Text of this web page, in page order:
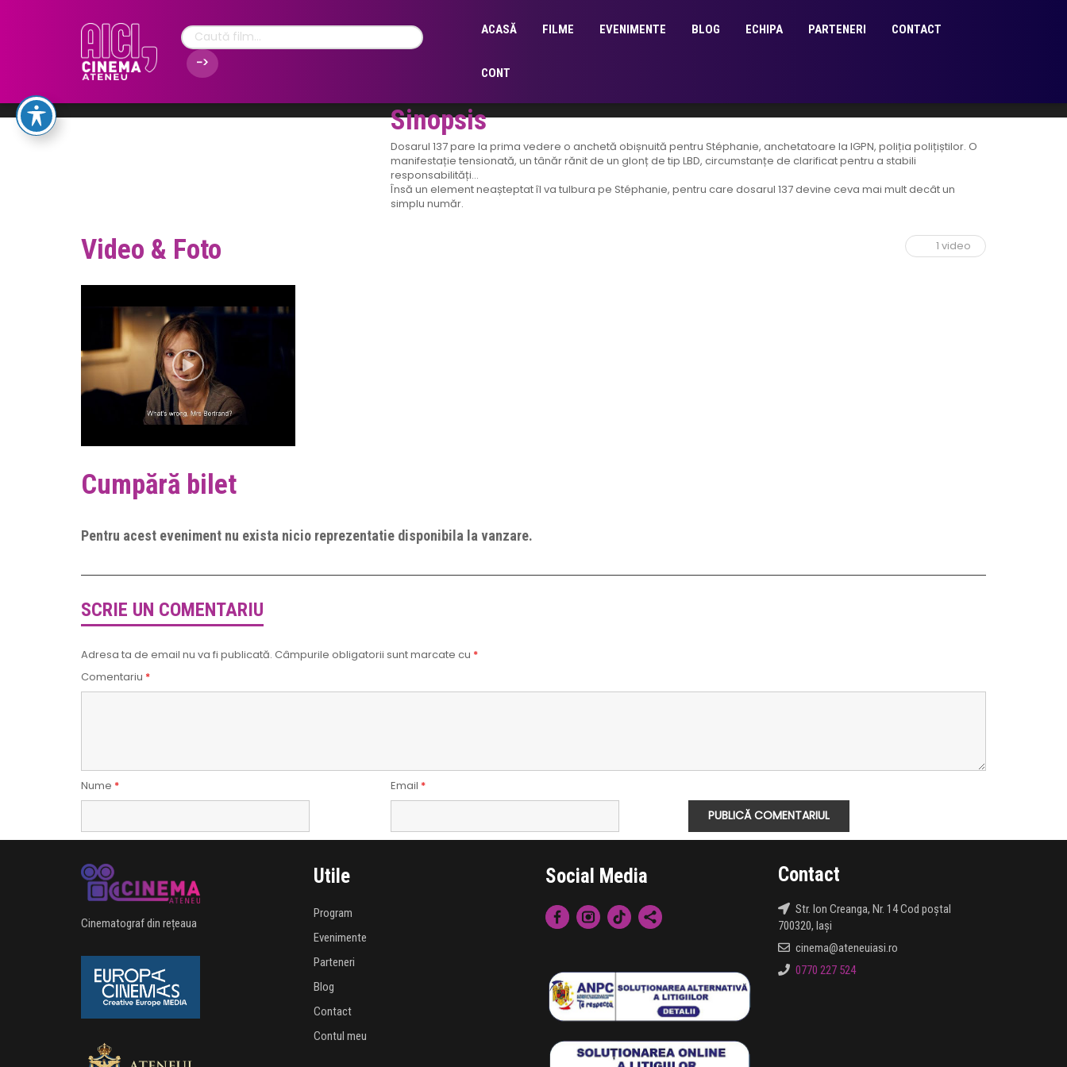
ACASĂ FILME EVENIMENTE BLOG ECHIPA PARTENERI CONTACT
CONT
Limba:
subtitrat în română
Cinema:
Sinopsis
Dosarul 137 pare la prima vedere o anchetă obișnuită pentru Stéphanie, anchetatoare la IGPN, poliția polițiștilor. O
manifestație tensionată, un tânăr rănit de un glonț de tip LBD, circumstanțe de clarificat pentru a stabili
responsabilități…
Însă un element neașteptat îl va tulbura pe Stéphanie, pentru care dosarul 137 devine ceva mai mult decât un
simplu număr.
Video & Foto 1 video
Cumpără bilet
Pentru acest eveniment nu exista nicio reprezentatie disponibila la vanzare.
SCRIE UN COMENTARIU
Adresa ta de email nu va fi publicată. Câmpurile obligatorii sunt marcate cu *
Comentariu *
Nume * Email *
Cinematograf din rețeaua
Utile
Program
Evenimente
Parteneri
Blog
Contact
Contul meu
Social Media Contact
Str. Ion Creanga, Nr. 14 Cod poștal
700320, Iași
cinema@ateneuiasi.ro
0770 227 524